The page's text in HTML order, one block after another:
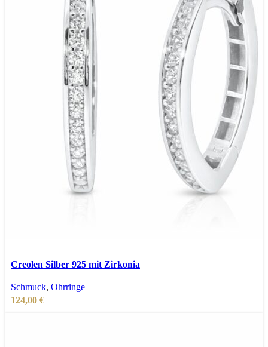
Schnellansicht
Creolen Silber 925 mit Zirkonia
Schmuck, Ohrringe
124,00 €